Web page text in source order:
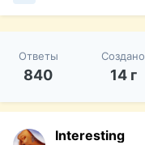
Ответы
840
Создано
14 г
Interesting